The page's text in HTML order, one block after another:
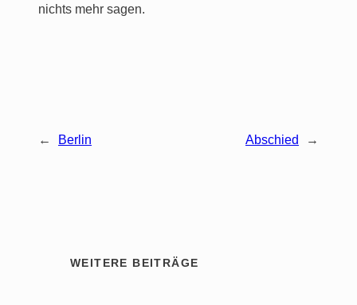
nichts mehr sagen.
← Berlin Abschied →
WEITERE BEITRÄGE